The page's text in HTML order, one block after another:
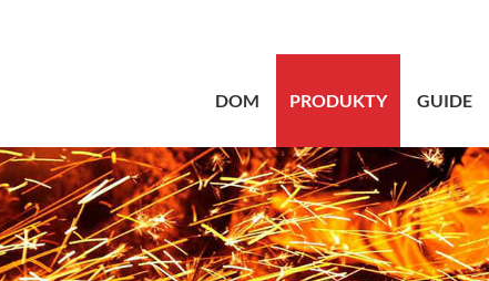
DOM PRODUKTY GUIDE